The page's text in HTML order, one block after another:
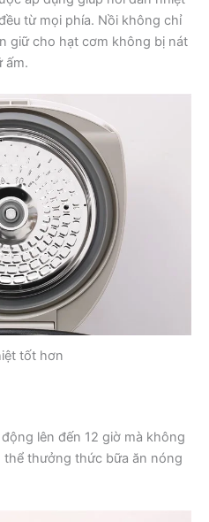
từ mọi phía. Nồi không chỉ
giữ cho hạt cơm không bị nát
ấm.
tốt hơn
lên đến 12 giờ mà không
thể thưởng thức bữa ăn nóng